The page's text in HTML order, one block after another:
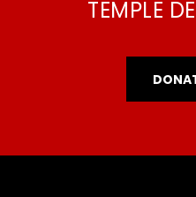
TEMPLE